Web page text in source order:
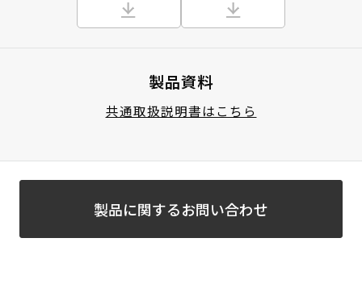
製品資料
共通取扱説明書はこちら
製品に関するお問い合わせ